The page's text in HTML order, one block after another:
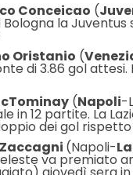
Conceicao (
la
Oristanio (
di 3.86 gol
(Napoli-
in 12 partite. La
dei gol
(Napoli-
va premiato